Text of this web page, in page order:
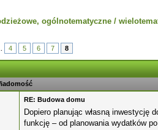
ogólnotematyczne /
4 5 6 7 8
RE: Budowa domu
Dopiero planując własną inwestycję
funkcję – od planowania wydatków